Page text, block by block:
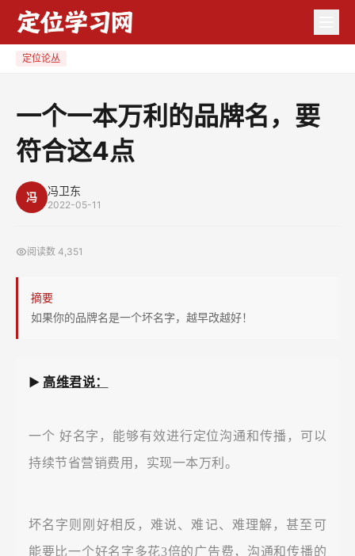
名，
定位论丛
一个一本万利的品牌名，要
符合这4点
冯 冯卫东
2022-05-11
阅读数 4,351
摘要
如果你的品牌名是一个坏名字，越早改越好！
► 高维君说：
一个 好名字，能够有效进行定位沟通和传播，可以
持续节省营销费用，实现一本万利。
坏名字则刚好相反，难说、难记、难理解，甚至可
能要比一个好名字多花3倍的广告费，沟通和传播的